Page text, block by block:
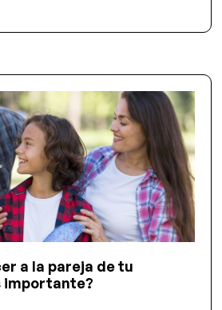
a la pareja de tu
importante?